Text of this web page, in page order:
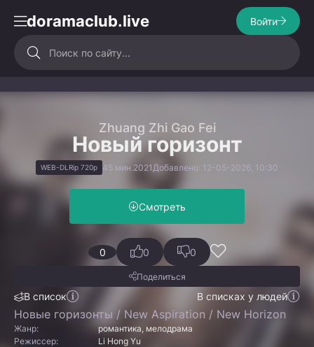
doramaclub.live Войти
Zhuang Zhi Gao Fei
Новый горизонт
WEB-DLRip 720p 45 мин.2021 Добавлено: 12-05-2026, 10:30
Смотреть
0
В список В списках у людей
0 0
Поделиться
Новые горизонты / New Aspiration / New Horizon
Жанр:
романтика, мелодрама
Режиссер:
Li Hong Yu